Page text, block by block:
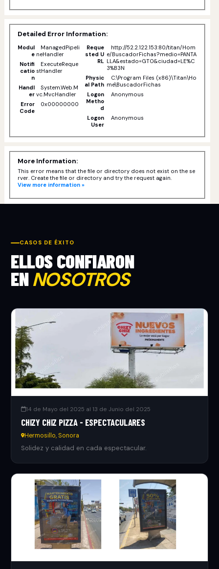
Detailed Error Information:
Modul
e
ManagedPipeli
neHandler
Notifi
catio
n
ExecuteReque
stHandler
Handl
er
System.Web.M
vc.MvcHandler
Error
Code
0x00000000
Reque
sted U
RL
http://52.2.122.153:80/titan/Hom
e/BuscadorFichas?medio=PANTA
LLA&estado=GTO&ciudad=LE%C
3%B3N
Physic
al Path
C:\Program Files (x86)\Titan\Ho
me\BuscadorFichas
Logon
Metho
d
Anonymous
Logon
User
Anonymous
More Information:
This error means that the file or directory does not exist on the se
rver. Create the file or directory and try the request again.
View more information »
CASOS DE ÉXITO
ELLOS CONFIARON
ENNOSOTROS
14 de Mayo del 2025 al 13 de Junio del 2025
CHIZY CHIZ PIZZA - ESPECTACULARES
Hermosillo, Sonora
Solidez y calidad en cada espectacular.